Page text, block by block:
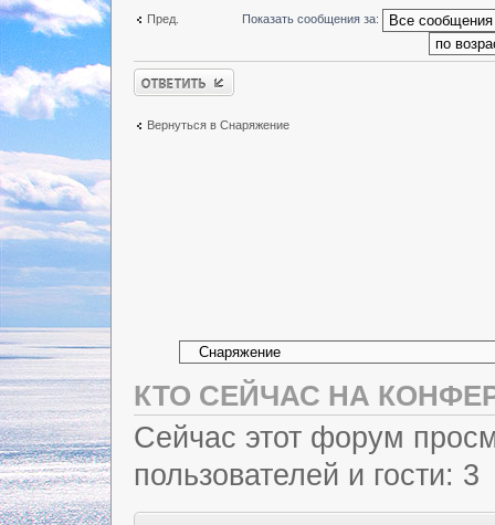
Пред. Показать сообщения за:
Ответить
Вернуться в Снаряжение
КТО СЕЙЧАС НА
Сейчас этот форум
пользователей и гости: 3